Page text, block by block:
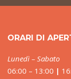
ORARI DI
Lunedì – Sabato
06:00 – 13:00 |